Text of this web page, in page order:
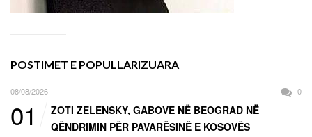
POSTIMET E POPULLARIZUARA
08/08/2026 0
01
ZOTI ZELENSKY, GABOVE NË BEOGRAD NË
QËNDRIMIN PËR PAVARËSINË E KOSOVËS